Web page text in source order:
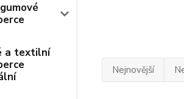
a textilní
Nejnovější